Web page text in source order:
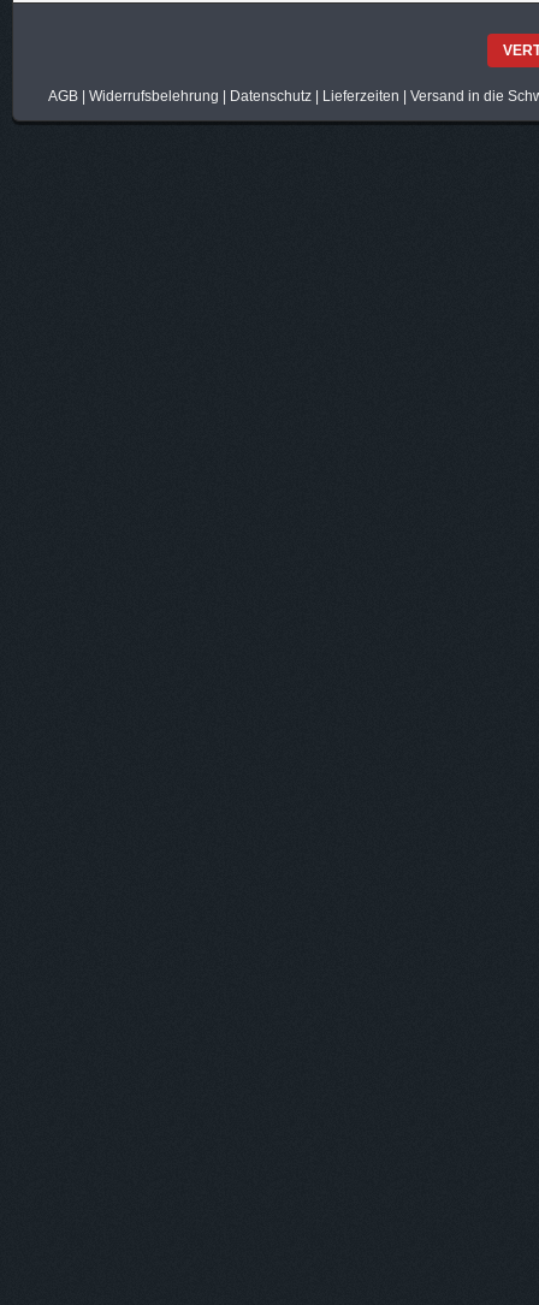
AGB| Widerrufsbelehrung Datenschutz| Lieferzeiten Versand in die